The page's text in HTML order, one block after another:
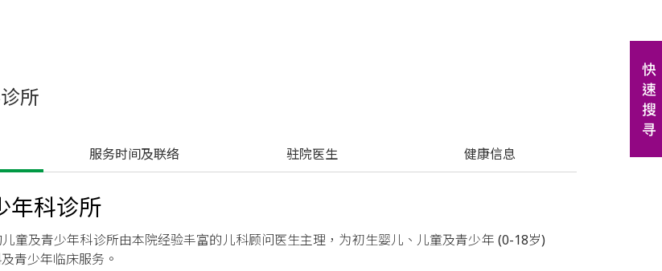
所
服务时间及联络 驻院医生 健康信息
年科诊所
童及青少年科诊所由本院经验丰富的儿科顾问医生主理，为初生婴儿、儿童及青少年 (0-18岁)
青少年临床服务。